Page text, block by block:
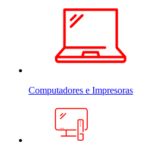
Computadores e Impresoras